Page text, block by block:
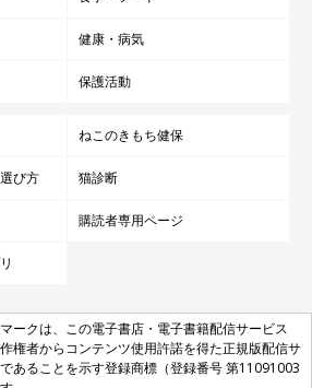
健康・病気
保護活動
ねこのきもち健保
び方 猫診断
購読者専用ページ
ークは、この電子書店・電子書籍配信サービス
権者からコンテンツ使用許諾を得た正規版配信サ
あることを示す登録商標（登録番号 第11091003